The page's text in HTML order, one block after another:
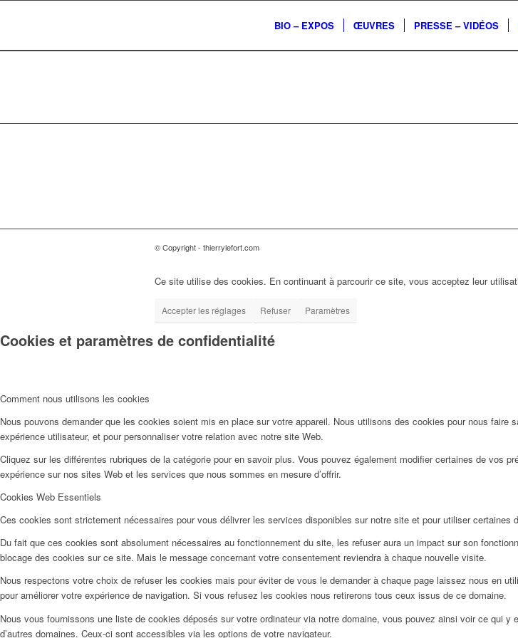
BIO – EXPOS ŒUVRES PRESSE – VIDÉOS
© Copyright - thierrylefort.com
Ce site utilise des cookies. En continuant à parcourir ce site, vous acceptez leur
Accepter les réglages Refuser Paramètres
Cookies et paramètres de confidentialité
Comment nous utilisons les cookies
Nous pouvons demander que les cookies soient mis en place sur votre appareil. Nous utilisons des cookies pour nous
expérience utilisateur, et pour personnaliser votre relation avec notre site Web.
Cliquez sur les différentes rubriques de la catégorie pour en savoir plus. Vous pouvez également modifier certaines de vos
expérience sur nos sites Web et les services que nous sommes en mesure d’offrir.
Cookies Web Essentiels
Ces cookies sont strictement nécessaires pour vous délivrer les services disponibles sur notre site et pour utiliser certaines
Du fait que ces cookies sont absolument nécessaires au fonctionnement du site, les refuser aura un impact sur son
blocage des cookies sur ce site. Mais le message concernant votre consentement reviendra à chaque nouvelle visite.
Nous respectons votre choix de refuser les cookies mais pour éviter de vous le demander à chaque page laissez nous en
pour améliorer votre expérience de navigation. Si vous refusez les cookies nous retirerons tous ceux issus de ce domaine.
Nous vous fournissons une liste de cookies déposés sur votre ordinateur via notre domaine, vous pouvez ainsi voir ce qui
d’autres domaines. Ceux-ci sont accessibles via les options de votre navigateur.